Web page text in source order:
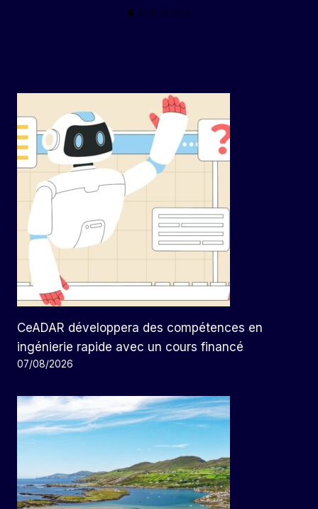
CeADAR développera des compétences en
ingénierie rapide avec un cours financé
07/08/2026